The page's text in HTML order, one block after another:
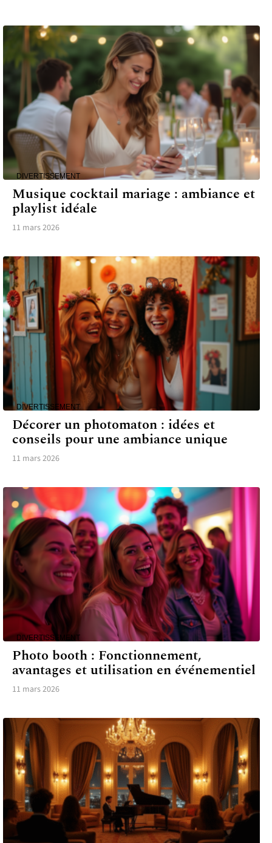
DIVERTISSEMENT
Musique cocktail mariage : ambiance et
playlist idéale
11 mars 2026
DIVERTISSEMENT
Décorer un photomaton : idées et
conseils pour une ambiance unique
11 mars 2026
DIVERTISSEMENT
Photo booth : Fonctionnement,
avantages et utilisation en événementiel
11 mars 2026